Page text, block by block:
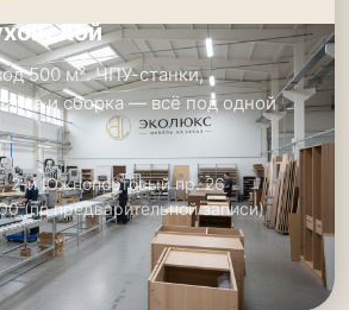
500 м². ЧПУ-станки,
и сборка — всё под одной
2-й Южнопортовый пр. 26
(по предварительной записи)